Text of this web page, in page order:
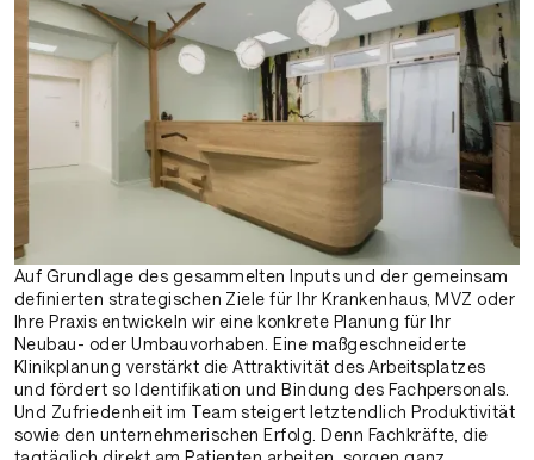
Auf Grundlage des gesammelten Inputs und der gemeinsam
definierten strategischen Ziele für Ihr Krankenhaus, MVZ oder
Ihre Praxis entwickeln wir eine konkrete Planung für Ihr
Neubau- oder Umbauvorhaben. Eine maßgeschneiderte
Klinikplanung verstärkt die Attraktivität des Arbeitsplatzes
und fördert so Identifikation und Bindung des Fachpersonals.
Und Zufriedenheit im Team steigert letztendlich Produktivität
sowie den unternehmerischen Erfolg. Denn Fachkräfte, die